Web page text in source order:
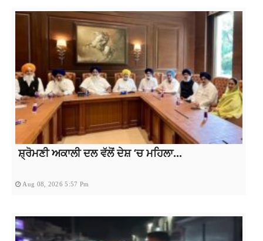
ਸ਼੍ਰੋਮਣੀ ਅਕਾਲੀ ਦਲ ਵੱਲੋਂ ਦੇਸ਼ ‘ਚ ਮਹਿਲਾ...
Aug 08, 2026 5:57 Pm